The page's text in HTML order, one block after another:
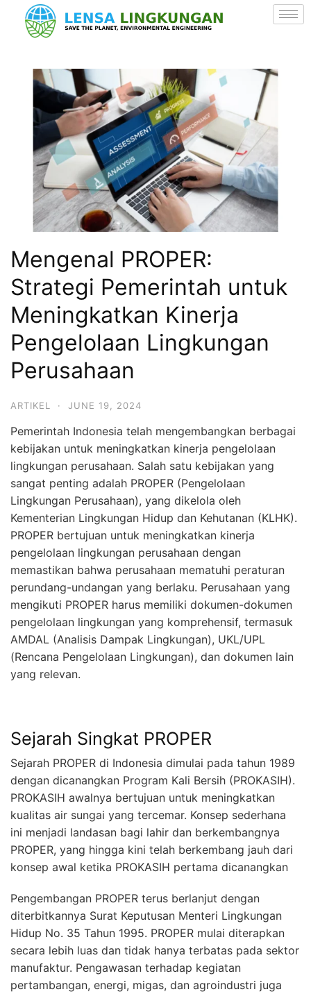
Mengenal PROPER:
Strategi Pemerintah untuk
Meningkatkan Kinerja
Pengelolaan Lingkungan
Perusahaan
ARTIKEL · JUNE 19, 2024
Pemerintah Indonesia telah mengembangkan berbagai
kebijakan untuk meningkatkan kinerja pengelolaan
lingkungan perusahaan. Salah satu kebijakan yang
sangat penting adalah PROPER (Pengelolaan
Lingkungan Perusahaan), yang dikelola oleh
Kementerian Lingkungan Hidup dan Kehutanan (KLHK).
PROPER bertujuan untuk meningkatkan kinerja
pengelolaan lingkungan perusahaan dengan
memastikan bahwa perusahaan mematuhi peraturan
perundang-undangan yang berlaku. Perusahaan yang
mengikuti PROPER harus memiliki dokumen-dokumen
pengelolaan lingkungan yang komprehensif, termasuk
AMDAL (Analisis Dampak Lingkungan), UKL/UPL
(Rencana Pengelolaan Lingkungan), dan dokumen lain
yang relevan.
Sejarah Singkat PROPER
Sejarah PROPER di Indonesia dimulai pada tahun 1989
dengan dicanangkan Program Kali Bersih (PROKASIH).
PROKASIH awalnya bertujuan untuk meningkatkan
kualitas air sungai yang tercemar. Konsep sederhana
ini menjadi landasan bagi lahir dan berkembangnya
PROPER, yang hingga kini telah berkembang jauh dari
konsep awal ketika PROKASIH pertama dicanangkan
Pengembangan PROPER terus berlanjut dengan
diterbitkannya Surat Keputusan Menteri Lingkungan
Hidup No. 35 Tahun 1995. PROPER mulai diterapkan
secara lebih luas dan tidak hanya terbatas pada sektor
manufaktur. Pengawasan terhadap kegiatan
pertambangan, energi, migas, dan agroindustri juga